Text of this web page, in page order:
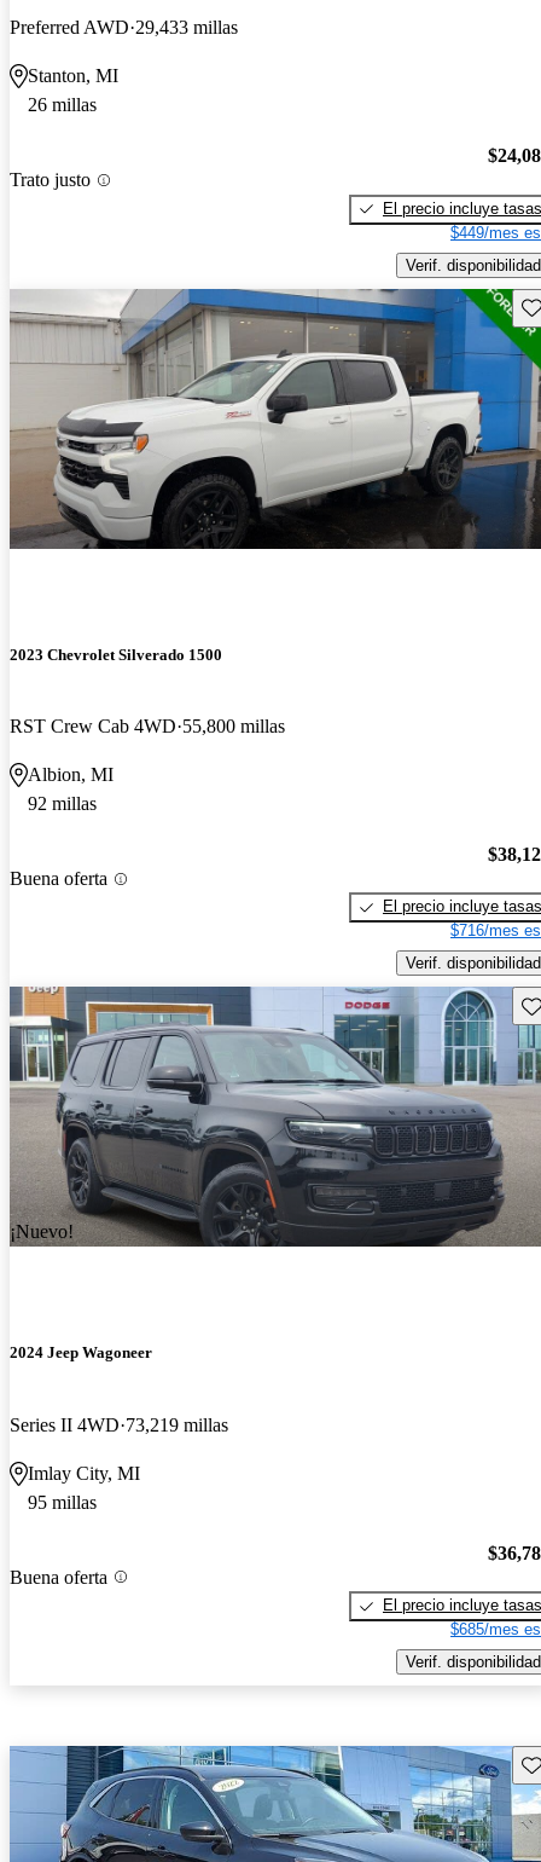
Preferred AWD 29,433 millas
Stanton, MI
26 millas
Trato justo
El precio incluye tasas
$449/mes
Verif. disponibilidad
2023 Chevrolet Silverado 1500
RST Crew Cab 4WD 55,800 millas
Albion, MI
92 millas
Buena oferta
El precio incluye tasas
$716/mes
Verif. disponibilidad
¡Nuevo!
2024 Jeep Wagoneer
Series II 4WD 73,219 millas
Imlay City, MI
95 millas
Buena oferta
El precio incluye tasas
$685/mes
Verif. disponibilidad